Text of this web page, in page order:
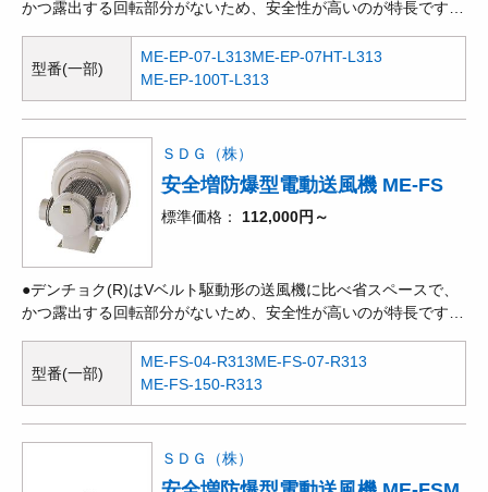
かつ露出する回転部分がないため、安全性が高いのが特長です。
がシンプルで粉じんや粉体を含む場合に適しています。●昭和電
機社製の防爆形電動機を取り付けて、可燃性ガスが発生・滞留し
ている場所で使用できるタイプです。●産業用機器や装置などへ
の組み付け時の作業性の良さ、使いやすさ等、多用途を目的とし
て開発された電動送風機です。吸気温度60℃迄の連続安定運転を
可能にし、吸引気体の水分の軸受への侵入を
型番(一部)
ME-EP-07-L313ME-EP-07HT-L313
ME-EP-100T-L313
ＳＤＧ（株）
安全増防爆型電動送風機 ME-FS
標準価格 112,000円～
●デンチョク(R)はVベルト駆動形の送風機に比べ省スペースで、
かつ露出する回転部分がないため、安全性が高いのが特長です。
を得るには最も小形ですが、ターボ、エアホイルなどと比べ、効
率が低く、騒音も高くなります。●昭和電機社製の防爆形電動機
を取り付けて、可燃性ガスが発生・滞留している場所で使用でき
るタイプです。●高度な流体技術により、小型、軽量化をはか
り、吸気/排気ともに、産業用機器にセットしやすい構造となっ
ています。また、吐出フランジ取付形の電動送風
型番(一部)
ME-FS-04-R313ME-FS-07-R313
ME-FS-150-R313
ＳＤＧ（株）